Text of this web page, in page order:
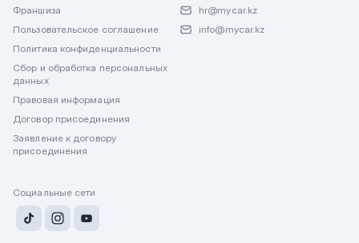
Франшиза
Пользовательское соглашение
Политика конфиденциальности
Сбор и обработка персональных
данных
Правовая информация
Договор присоединения
Заявление к договору
присоединения
hr@mycar.kz
info@mycar.kz
Социальные сети